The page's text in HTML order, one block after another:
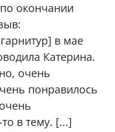
окончании
в мае
Катерина.
очень
понравилось
в тему. [...]